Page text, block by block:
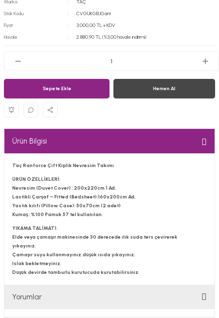
Marka
TAÇ
Stok Kodu
CVGUKGBJGant
Fiyat
3.000,00 TL + KDV
Havale
2.880,90 TL (%3,00 havale indirimi)
Sepete Ekle Hemen Al
Ürün Bilgisi
Taç Ranforce Çift Kişilik Nevresim Takımı
ÜRÜN ÖZELLİKLERİ:
Nevresim (Duvet Cover) : 200x220cm 1 Ad.
Lastikli Çarşaf – Fitted (Bedsheet):160x200cm Ad.
Yastık kılıfı (Pillow Case): 50x70cm (2 adet)
Kumaş : %100 Pamuk 57 tel kullanılan.
YIKAMA TALİMATI:
Elde veya çamaşır makinesinde 30 derecede ılık suda ters çevirerek
yıkayınız.
Çamaşır suyu kullanmayınız,düşük ısıda yıkayınız.
Islak bekletmeyiniz.
Düşük devirde tamburlu kurutucuda kurutabilirsiniz.
Yorumlar